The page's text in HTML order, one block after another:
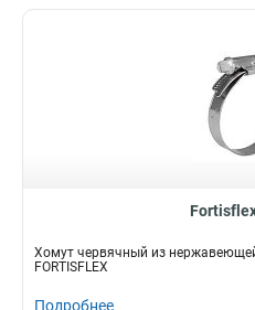
Хомут червячный из
FORTISFLEX
Подробнее